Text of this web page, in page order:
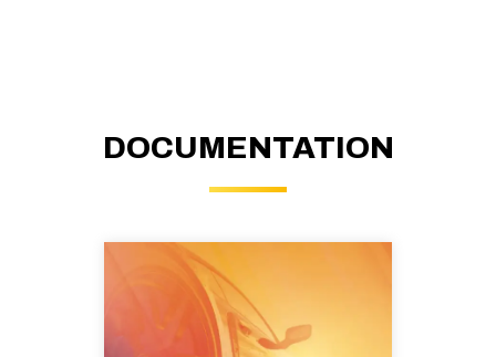
DOCUMENTATION